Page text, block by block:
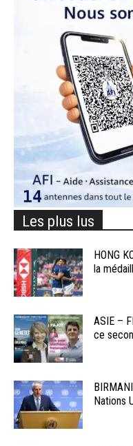
Les plus lus
HONG
la
ASIE –
ce
Nations